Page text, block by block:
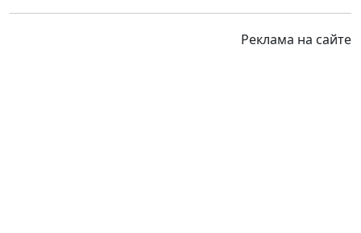
Реклама на сайте